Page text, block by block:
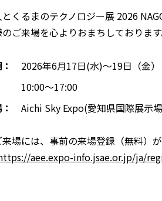
とくるまのテクノロジー展 2026
ご来場を心よりおまちしております
2026年6月17日(水)～19日（金）
10:00～17:00
Aichi Sky Expo(愛知県国際展示
場には、事前の来場登録（無料）
aee.expo-info.jsae.or.jp/ja/